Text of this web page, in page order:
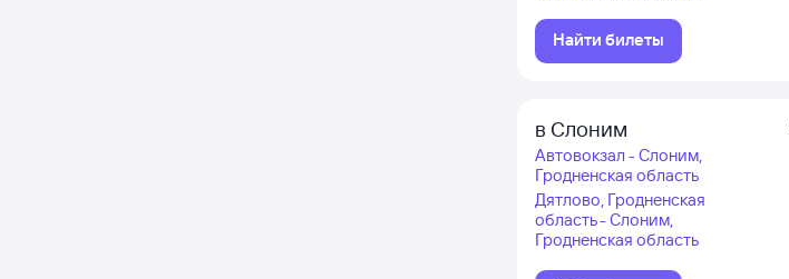
Найти билеты
в Слоним
Автовокзал - Слоним,
Гродненская область
Дятлово, Гродненская
область - Слоним,
Гродненская область